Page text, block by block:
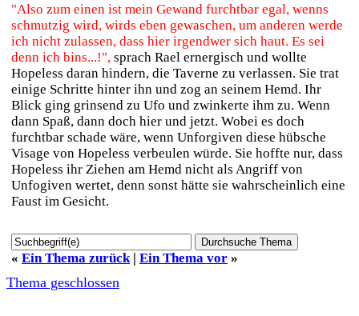
"Also zum einen ist mein Gewand furchtbar egal, wenns
schmutzig wird, wirds eben gewaschen, um anderen werde
ich nicht zulassen, dass hier irgendwer sich haut. Es sei
denn ich bins...!", sprach Rael ernergisch und wollte
Hopeless daran hindern, die Taverne zu verlassen. Sie trat
einige Schritte hinter ihn und zog an seinem Hemd. Ihr
Blick ging grinsend zu Ufo und zwinkerte ihm zu. Wenn
dann Spaß, dann doch hier und jetzt. Wobei es doch
furchtbar schade wäre, wenn Unforgiven diese hübsche
Visage von Hopeless verbeulen würde. Sie hoffte nur, dass
Hopeless ihr Ziehen am Hemd nicht als Angriff von
Unfogiven wertet, denn sonst hätte sie wahrscheinlich eine
Faust im Gesicht.
« Ein Thema zurück| Ein Thema vor »
Thema geschlossen